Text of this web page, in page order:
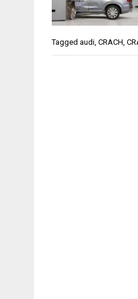
Tagged audi CRACH